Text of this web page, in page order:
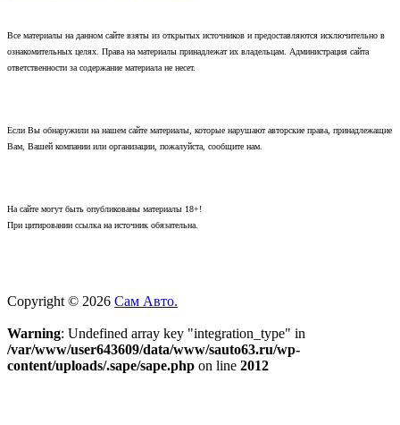
Все материалы на данном сайте взяты из открытых источников и предоставляются исключительно в
ознакомительных целях. Права на материалы принадлежат их владельцам. Администрация сайта
ответственности за содержание материала не несет.
Если Вы обнаружили на нашем сайте материалы, которые нарушают авторские права, принадлежащие
Вам, Вашей компании или организации, пожалуйста, сообщите нам.
На сайте могут быть опубликованы материалы 18+!
При цитировании ссылка на источник обязательна.
Copyright © 2026 Сам Авто.
Warning: Undefined array key "integration_type" in
/var/www/user643609/data/www/sauto63.ru/wp-
content/uploads/.sape/sape.php on line 2012